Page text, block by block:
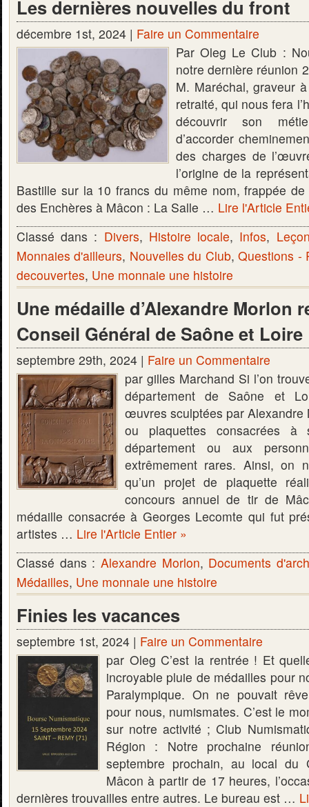
Les dernières nouvelles du front
décembre 1st, 2024 | Faire un Commentaire
Par Oleg Le Club :
notre dernière réunion
M. Maréchal, graveur
retraité, qui nous fera
découvrir son
d’accorder
des charges de
l’origine de la
Bastille sur la 10 francs du même nom, frappée
des Enchères à Mâcon : La Salle … Lire l'Article
Classé dans : Divers, Histoire locale, Infos,
Monnaies d'ailleurs, Nouvelles du Club,Questions -
decouvertes, Une monnaie une histoire
Une médaille d’Alexandre Morlon
Conseil Général de Saône et Loire
septembre 29th, 2024 | Faire un Commentaire
par gilles Marchand Si l’on
département de Saône et
œuvres sculptées par Alexandre
ou plaquettes consacrées
département ou aux
extrêmement rares. Ainsi, on
qu’un projet de plaquette
concours annuel de tir de
médaille consacrée à Georges Lecomte qui fut
artistes … Lire l'Article Entier »
Classé dans : Alexandre Morlon, Documents
Médailles, Une monnaie une histoire
Finies les vacances
septembre 1st, 2024 | Faire un Commentaire
par Oleg C’est la rentrée ! Et
incroyable pluie de médailles pour
Paralympique. On ne pouvait
pour nous, numismates. C’est le
sur notre activité ; Club
Région : Notre prochaine
septembre prochain, au local du
Mâcon à partir de 17 heures,
dernières trouvailles entre autres. Le bureau est …